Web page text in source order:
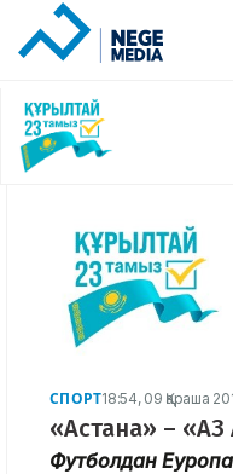
СПОРТ18:54, 09 Қараша
«Астана» –
Футболдан